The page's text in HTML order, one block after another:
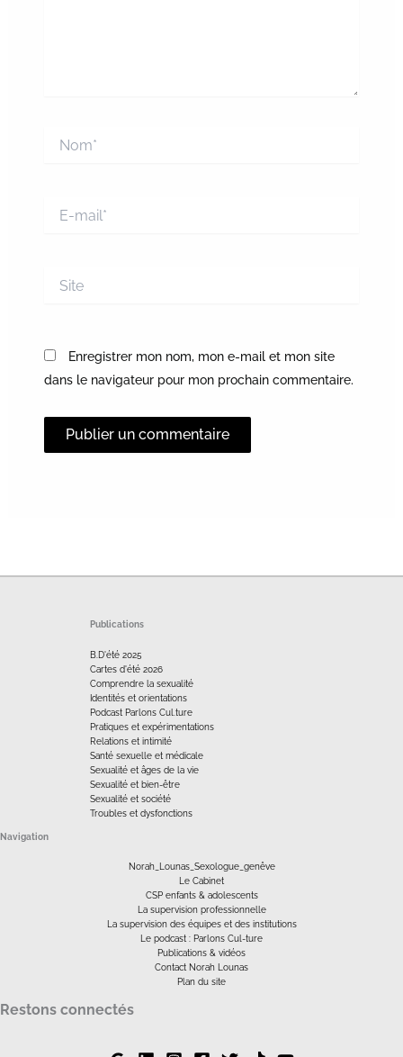
mail*
Enregistrer mon nom, mon e-mail et mon site
dans le navigateur pour mon prochain commentaire.
Publications
B.D'été 2025
Cartes d'été 2026
Comprendre la sexualité
Identités et orientations
Podcast Parlons Cul.ture
Pratiques et expérimentations
Relations et intimité
Santé sexuelle et médicale
Sexualité et âges de la vie
Sexualité et bien-être
Sexualité et société
Troubles et dysfonctions
Navigation
Norah_Lounas_Sexologue_genêve
Le Cabinet
CSP enfants & adolescents
La supervision professionnelle
La supervision des équipes et des institutions
Le podcast : Parlons Cul-ture
Publications & vidéos
Contact Norah Lounas
Plan du site
Restons connectés